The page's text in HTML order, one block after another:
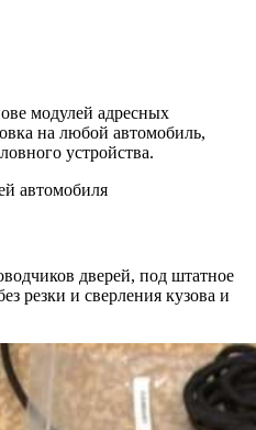
модулей адресных
на любой автомобиль,
устройства.
дверей, под штатное
резки и сверления кузова и